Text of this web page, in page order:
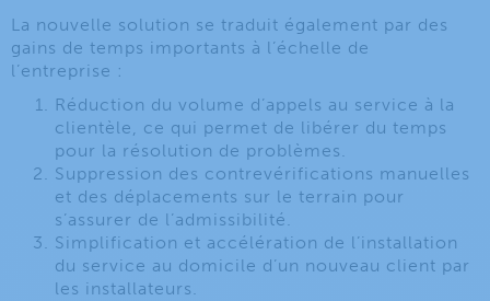
La nouvelle solution se traduit également par des
gains de temps importants à l’échelle de
l’entreprise :
Réduction du volume d’appels au service à la
clientèle, ce qui permet de libérer du temps
pour la résolution de problèmes.
Suppression des contrevérifications manuelles
et des déplacements sur le terrain pour
s’assurer de l’admissibilité.
Simplification et accélération de l’installation
du service au domicile d’un nouveau client par
les installateurs.